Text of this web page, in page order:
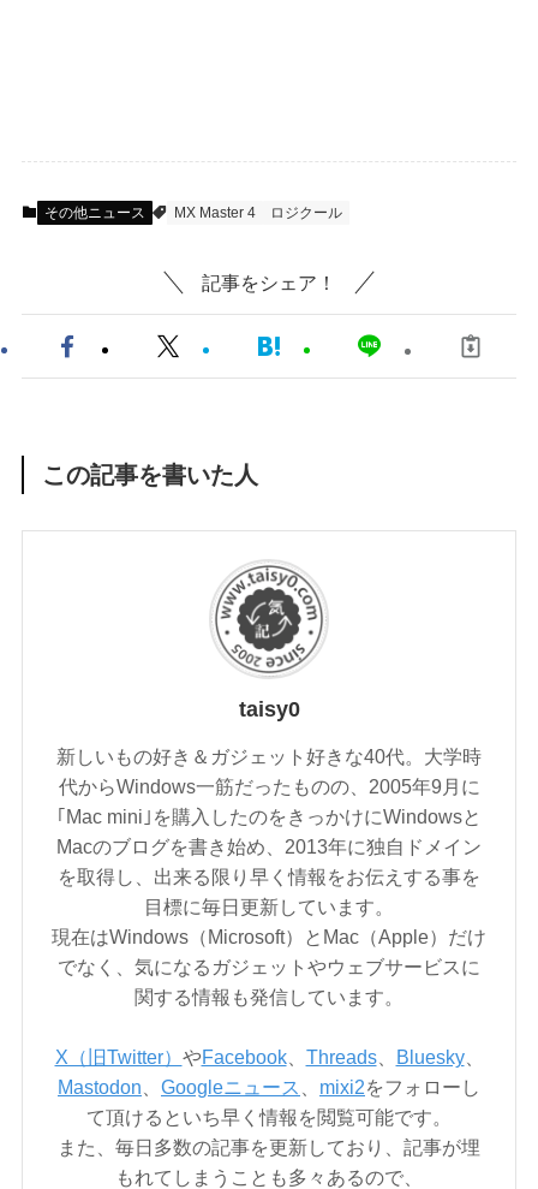
その他ニュース MX Master 4 ロジクール
記事をシェア！
この記事を書いた人
taisy0
新しいもの好き＆ガジェット好きな40代。大学時
代からWindows一筋だったものの、2005年9月に
｢Mac mini｣を購入したのをきっかけにWindowsと
Macのブログを書き始め、2013年に独自ドメイン
を取得し、出来る限り早く情報をお伝えする事を
目標に毎日更新しています。
現在はWindows（Microsoft）とMac（Apple）だけ
でなく、気になるガジェットやウェブサービスに
関する情報も発信しています。
X（旧Twitter） やFacebook、 Threads、 Bluesky、
Mastodon
Googleニュース mixi2をフォローし
て頂けるといち早く情報を閲覧可能です。
また、毎日多数の記事を更新しており、記事が埋
もれてしまうことも多々あるので、